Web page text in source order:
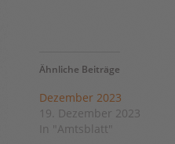
Ähnliche Beiträge
Dezember 2023
19. Dezember 2023
In "Amtsblatt"